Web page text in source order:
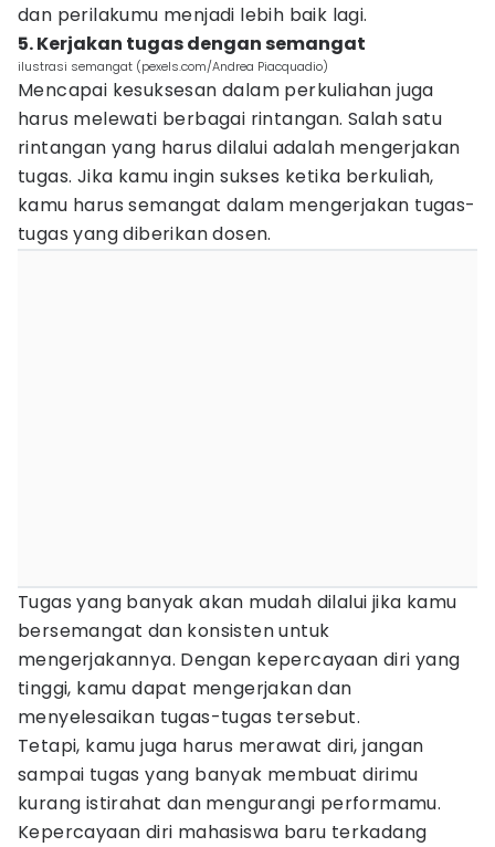
dan perilakumu menjadi lebih baik lagi.
5. Kerjakan tugas dengan semangat
ilustrasi semangat (pexels.com/Andrea Piacquadio)
Mencapai kesuksesan dalam perkuliahan juga
harus melewati berbagai rintangan. Salah satu
rintangan yang harus dilalui adalah mengerjakan
tugas. Jika kamu ingin sukses ketika berkuliah,
kamu harus semangat dalam mengerjakan tugas-
tugas yang diberikan dosen.
Tugas yang banyak akan mudah dilalui jika kamu
bersemangat dan konsisten untuk
mengerjakannya. Dengan kepercayaan diri yang
tinggi, kamu dapat mengerjakan dan
menyelesaikan tugas-tugas tersebut.
Tetapi, kamu juga harus merawat diri, jangan
sampai tugas yang banyak membuat dirimu
kurang istirahat dan mengurangi performamu.
Kepercayaan diri mahasiswa baru terkadang